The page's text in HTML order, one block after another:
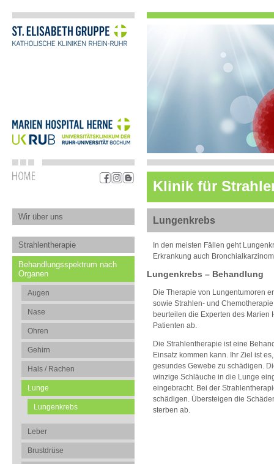
Klinik für
Wir über uns
Strahlentherapie
Behandlungsspektrum nach
Organen
Augen
Nase
Ohren
Gehirn
Hals / Rachen
Lunge
Lungenkrebs
Leber
Brustdrüse
Lungenkrebs
In den meisten Fällen geht
Erkrankung auch
Lungenkrebs – Behandlung
Die Therapie von Lungentumoren
sowie Strahlen- und
beurteilen die Experten des Marien
Patienten ab.
Die Strahlentherapie ist eine
Einsatz kommen kann. Ihr Ziel ist
gesundes Gewebe zu schädigen.
winzige Schläuche in die Lunge
eingebracht. Bei der
schädigen. Übersteigen die
sterben ab.